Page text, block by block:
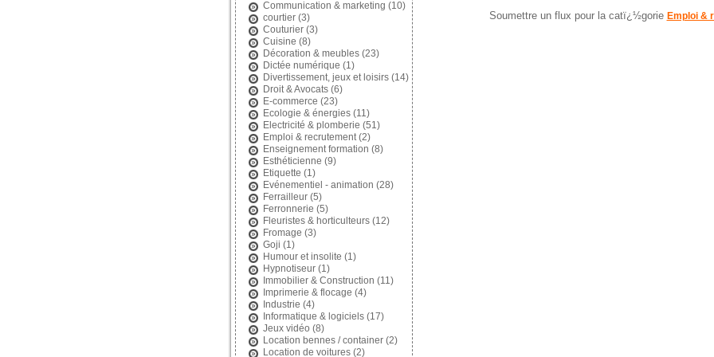
Communication & marketing (10)
courtier(3)
Couturier(3)
Cuisine (8)
Décoration & meubles(23)
Dictée numérique (1)
Divertissement, jeux et loisirs(14)
Droit & Avocats(6)
E-commerce (23)
Ecologie & énergies(11)
Electricité & plomberie (51)
Emploi & recrutement(2)
Enseignement formation (8)
Esthéticienne (9)
Etiquette (1)
Evénementiel - animation (28)
Ferrailleur(5)
Ferronnerie (5)
Fleuristes & horticulteurs(12)
Fromage (3)
Goji (1)
Humour et insolite (1)
Hypnotiseur(1)
Immobilier & Construction (11)
Imprimerie & flocage (4)
Industrie (4)
Informatique & logiciels(17)
Jeux vidéo (8)
Location bennes / container(2)
Location de voitures(2)
Soumettre un flux pour la catï¿½gorie Emploi &